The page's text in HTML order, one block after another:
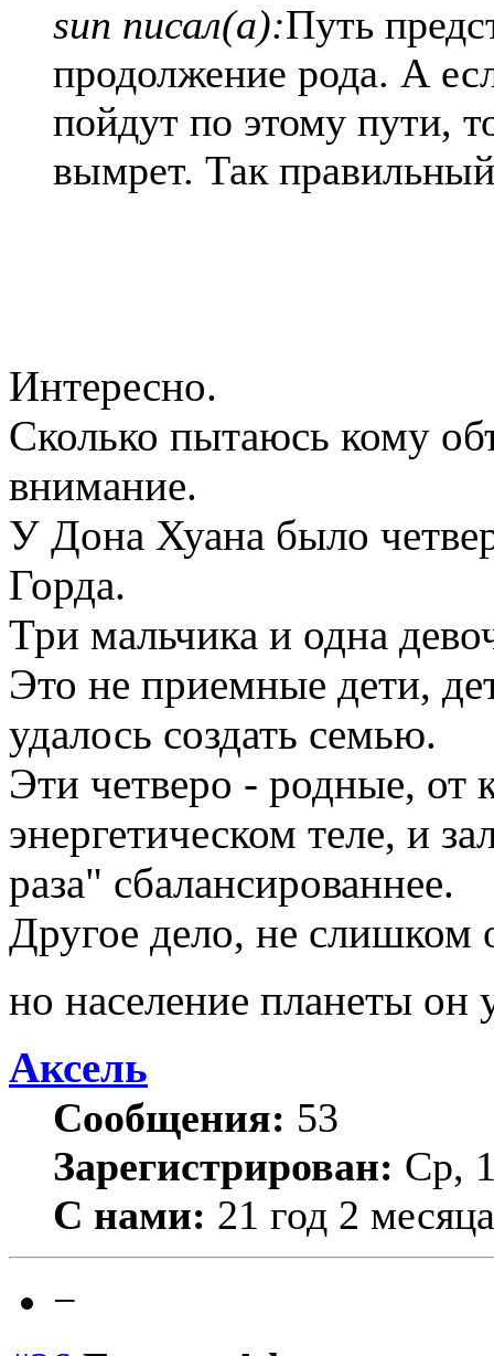
sun писал(а):Путь
продолжение рода. А
пойдут по этому пути,
вымрет. Так
Интересно.
Сколько пытаюсь кому
внимание.
У Дона Хуана было
Горда.
Три мальчика и одна
Это не приемные дети,
удалось создать семью.
Эти четверо - родные,
энергетическом теле, и
раза" сбалансированнее.
Другое дело, не слишком
но население планеты он
Аксель
Сообщения: 53
Зарегистрирован: Ср,
С нами: 21 год 2 месяца
−